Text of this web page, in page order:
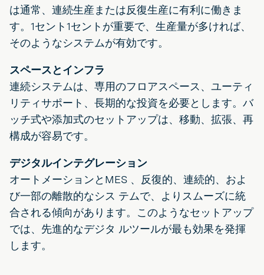
は通常、連続生産または反復生産に有利に働きま
す。1セント1セントが重要で、生産量が多ければ、
そのようなシステムが有効です。
スペースとインフラ
連続システムは、専用のフロアスペース、ユーティ
リティサポート、長期的な投資を必要とします。バ
ッチ式や添加式のセットアップは、移動、拡張、再
構成が容易です。
デジタルインテグレーション
オートメーションとMES 、反復的、連続的、およ
び一部の離散的なシス テムで、よりスムーズに統
合される傾向があります。このようなセットアップ
では、先進的なデジタ ルツールが最も効果を発揮
します。